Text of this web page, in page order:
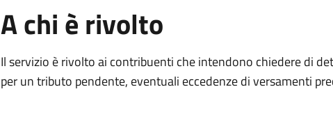
A chi è rivolto
Il servizio è rivolto ai contribuenti che intendono chiedere di
per un tributo pendente, eventuali eccedenze di versamenti